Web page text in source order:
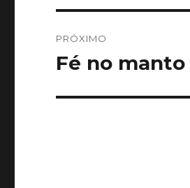
PRÓXIMO
Próximo
Fé no